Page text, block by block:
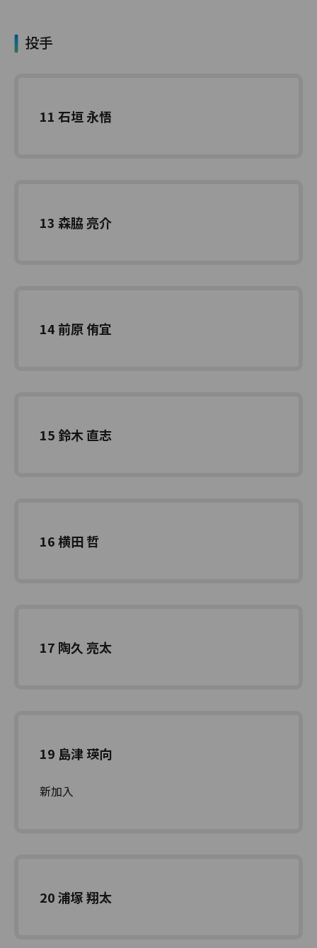
投手
11 石垣 永悟
13 森脇 亮介
14 前原 侑宜
15 鈴木 直志
16 横田 哲
17 陶久 亮太
19 島津 瑛向
新加入
20 浦塚 翔太